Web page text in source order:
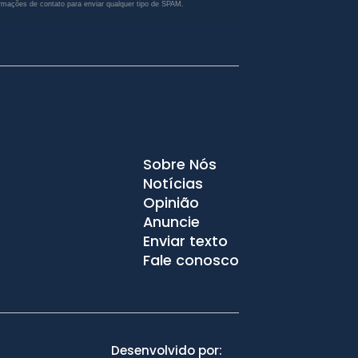
de contato para enviar qualquer tipo de SPAM.
Sobre Nós
Notícias
Opinião
Anuncie
Enviar texto
Fale conosco
Desenvolvido por: